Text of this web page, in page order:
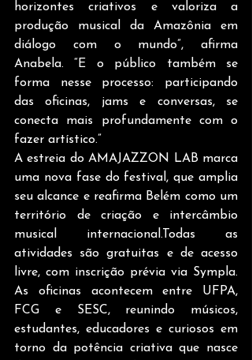
horizontes criativos e valoriza a
produção musical da Amazônia em
diálogo com o mundo”, afirma
Anabela. “E o público também se
forma nesse processo: participando
das oficinas, jams e conversas, se
conecta mais profundamente com o
fazer artístico.”
A estreia do AMAJAZZON LAB marca
uma nova fase do festival, que amplia
seu alcance e reafirma Belém como um
território de criação e intercâmbio
musical internacional.Todas as
atividades são gratuitas e de acesso
livre, com inscrição prévia via Sympla.
As oficinas acontecem entre UFPA,
FCG e SESC, reunindo músicos,
estudantes, educadores e curiosos em
torno da potência criativa que nasce